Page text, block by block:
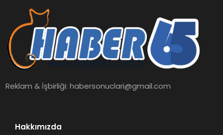
Reklam & İşbirliği:habersonuclari@gmail.com
Hakkımızda